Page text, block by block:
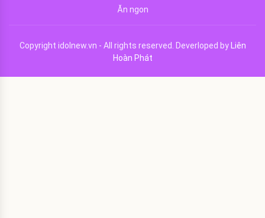
Ăn ngon
Copyright idolnew.vn - All rights reserved. Deverloped by
Liên
Hoàn Phát